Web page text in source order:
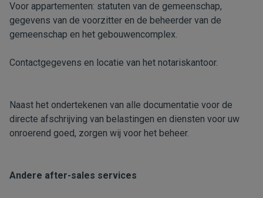
Voor appartementen: statuten van de gemeenschap,
gegevens van de voorzitter en de beheerder van de
gemeenschap en het gebouwencomplex.
Contactgegevens en locatie van het notariskantoor.
Naast het ondertekenen van alle documentatie voor de
directe afschrijving van belastingen en diensten voor uw
onroerend goed, zorgen wij voor het beheer.
Andere after-sales services